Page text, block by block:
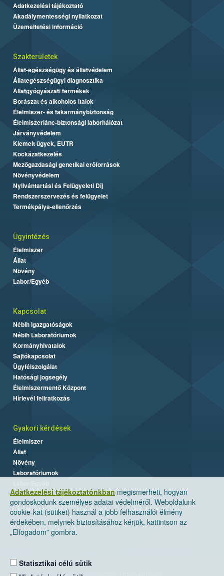
Adatkezelési tájékoztatónkban megismerheti, hogyan
gondoskodunk személyes adatai védelméről. Weboldalunk
cookie-kat (sütiket) használ a jobb felhasználói élmény
érdekében, melynek biztosításához kérjük, kattintson az
„Elfogadom” gombra.
Statisztikai célú sütik
Adatkezelési tájékoztató
Akadálymentességi nyilatkozat
Üzemeltetési információ
Szakterületek
Állat-egészségügy és állatvédelem
Állategészségügyi diagnosztika
Állatgyógyászati termékek
Borászat és alkoholos italok
Élelmiszer- és takarmánybiztonság
Élelmiszerlánc-biztonsági laborhálózat
Járványvédelem
Kiemelt ügyek, EUTR
Kockázatkezelés
Mezőgazdasági genetikai erőforrások
Növényvédelem
Nyilvántartási és Felügyeleti Díj
Rendszerszervezés és felügyelet
Termékpálya-ellenőrzés
Ügyintézés
Élelmiszer
Állat
Növény
Labor/Egyéb
Kapcsolat
Nébih Igazgatóságok
Nébih Laboratóriumok
Kormányhivatalok
Sajtókapcsolat
Ügyfélszolgálat
Hatósági jogsegély
Élelmiszermentő Központ
Hírlevél feliratkozás
Gyakori kérdések
Élelmiszer
Állat
Növény
Laboratóriumok
Nemzeti Élelmiszerlánc-biztonsági Hivatal